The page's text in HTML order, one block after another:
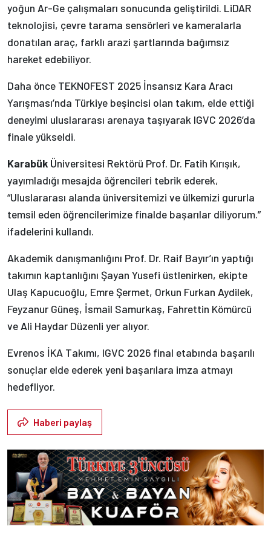
yoğun Ar-Ge çalışmaları sonucunda geliştirildi. LiDAR
teknolojisi, çevre tarama sensörleri ve kameralarla
donatılan araç, farklı arazi şartlarında bağımsız
hareket edebiliyor.
Daha önce TEKNOFEST 2025 İnsansız Kara Aracı
Yarışması’nda Türkiye beşincisi olan takım, elde ettiği
deneyimi uluslararası arenaya taşıyarak IGVC 2026’da
finale yükseldi.
Karabük Üniversitesi Rektörü Prof. Dr. Fatih Kırışık,
yayımladığı mesajda öğrencileri tebrik ederek,
“Uluslararası alanda üniversitemizi ve ülkemizi gururla
temsil eden öğrencilerimize finalde başarılar diliyorum.”
ifadelerini kullandı.
Akademik danışmanlığını Prof. Dr. Raif Bayır’ın yaptığı
takımın kaptanlığını Şayan Yusefi üstlenirken, ekipte
Ulaş Kapucuoğlu, Emre Şermet, Orkun Furkan Aydilek,
Feyzanur Güneş, İsmail Samurkaş, Fahrettin Kömürcü
ve Ali Haydar Düzenli yer alıyor.
Evrenos İKA Takımı, IGVC 2026 final etabında başarılı
sonuçlar elde ederek yeni başarılara imza atmayı
hedefliyor.
Haberi paylaş